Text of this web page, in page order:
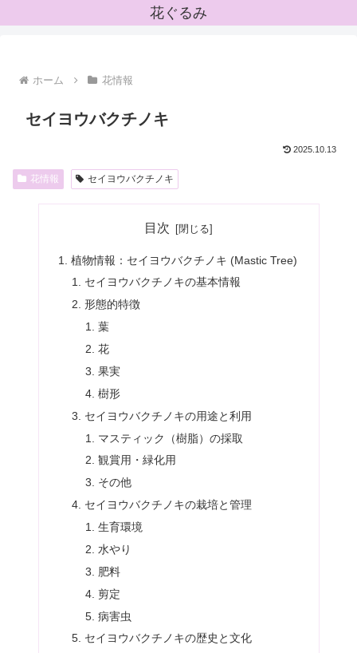
花ぐるみ
ホーム 花情報
セイヨウバクチノキ
2025.10.13
花情報 セイヨウバクチノキ
目次
植物情報：セイヨウバクチノキ (Mastic Tree)
セイヨウバクチノキの基本情報
形態的特徴
葉
花
果実
樹形
セイヨウバクチノキの用途と利用
マスティック（樹脂）の採取
観賞用・緑化用
その他
セイヨウバクチノキの栽培と管理
生育環境
水やり
肥料
剪定
病害虫
セイヨウバクチノキの歴史と文化